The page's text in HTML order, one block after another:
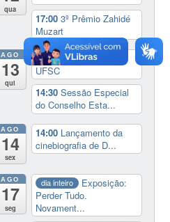
qua
17:003º Prêmio Zahidé
Muzart
AGO
13
qui
9:00Feira do Livro da
UFSC
14:30Sessão Especial
do Conselho Esta...
AGO
14
sex
14:00 Lançamento da
cinebiografia de D...
AGO
17
seg
dia inteiro
Exposição:
Perder Tudo.
Novament...